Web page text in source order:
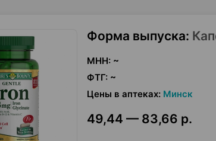
Форма выпуска:
МНН: ~
ФТГ: ~
Цены в аптеках: Минск
49,44 — 83,66 р.